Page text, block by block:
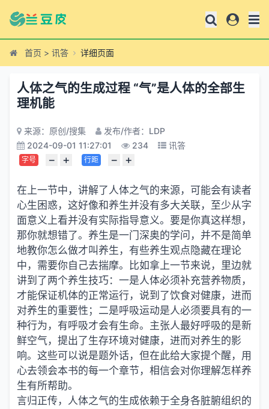
首页 > 讯答 详细页面
人体之气的生成过程 “气”是人体的全部生
理机能
来源：原创/搜集
发布/作者：LDP
2024-09-01 11:27:01
234 讯答
字号 − + 行距 − +
在上一节中，讲解了人体之气的来源，可能会有读者
心生困惑，这好像和养生并没有多大关联，至少从字
面意义上看并没有实际指导意义。要是你真这样想，
那你就想错了。养生是一门深奥的学问，并不是简单
地教你怎么做才叫养生，有些养生观点隐藏在理论
中，需要你自己去揣摩。比如拿上一节来说，里边就
讲到了两个养生技巧：一是人体必须补充营养物质，
才能保证机体的正常运行，说到了饮食对健康，进而
对养生的重要性；二是呼吸运动是人必须要具有的一
种行为，有呼吸才会有生命。主张人最好呼吸的是新
鲜空气，提出了生存环境对健康，进而对养生的影
响。这些可以说是题外话，但在此给大家提个醒，用
心去领会本书的每一个章节，相信会对你理解怎样养
生有所帮助。
言归正传，人体之气的生成依赖于全身各脏腑组织的